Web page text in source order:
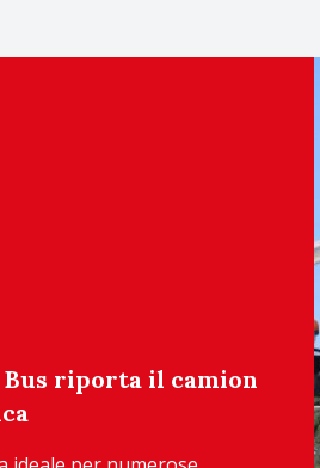
riporta il camion